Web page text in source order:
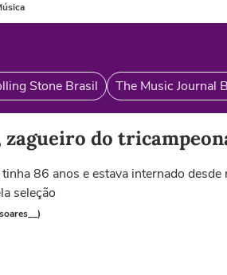
Stone Brasil The Music Journal
do
86 anos e estava internado
seleção